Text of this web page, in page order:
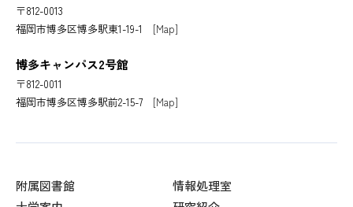
〒812-0013
福岡市博多区博多駅東1-19-1 [Map]
博多キャンパス2号館
〒812-0011
福岡市博多区博多駅前2-15-7 [Map]
附属図書館
情報処理室